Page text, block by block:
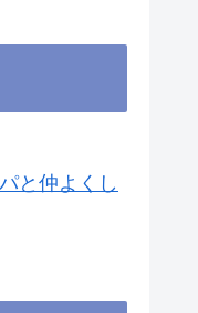
と仲よくし